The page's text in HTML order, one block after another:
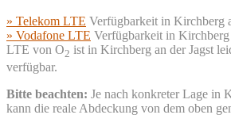
» Telekom LTE Verfügbarkeit in Kirchberg
» Vodafone LTE Verfügbarkeit in Kirchberg
LTE von O2 ist in Kirchberg an der Jagst
verfügbar.
Bitte beachten: Je nach konkreter Lage in
kann die reale Abdeckung von dem oben